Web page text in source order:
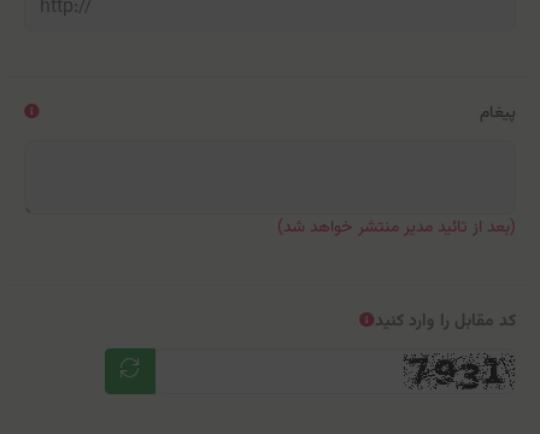
پیغام
(بعد از تائید مدیر منتشر خواهد شد)
کد مقابل را وارد کنید